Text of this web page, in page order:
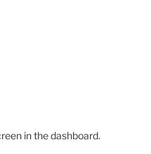
in the dashboard.